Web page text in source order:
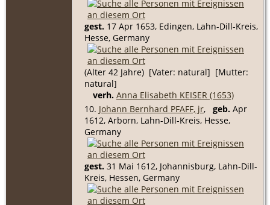
gest. 17 Apr 1653, Edingen, Lahn-Dill-Kreis,
Hesse, Germany
(Alter 42 Jahre) [Vater: natural] [Mutter:
natural]
verh. Anna Elisabeth KEISER (1653)
10. Johann Bernhard PFAFF, jr, geb. Apr
1612, Arborn, Lahn-Dill-Kreis, Hesse,
Germany
gest. 31 Mai 1612, Johannisburg, Lahn-Dill-
Kreis, Hessen, Germany